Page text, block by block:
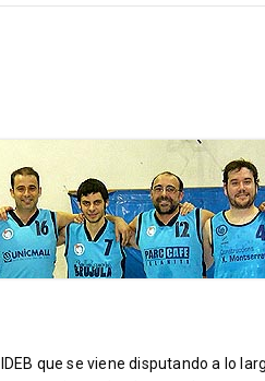
que se viene disputando a lo